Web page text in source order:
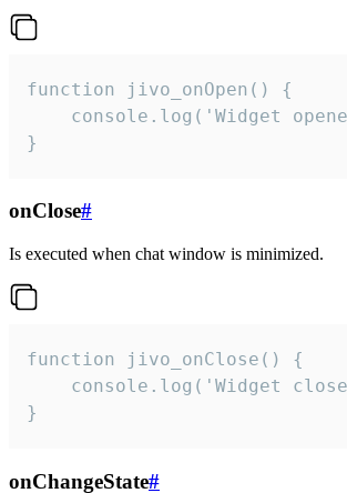
function jivo_onOpen() {
console.log('Widget
}
onClose#
Is executed when chat window is minimized.
function jivo_onClose() {
console.log('Widget
}
onChangeState#